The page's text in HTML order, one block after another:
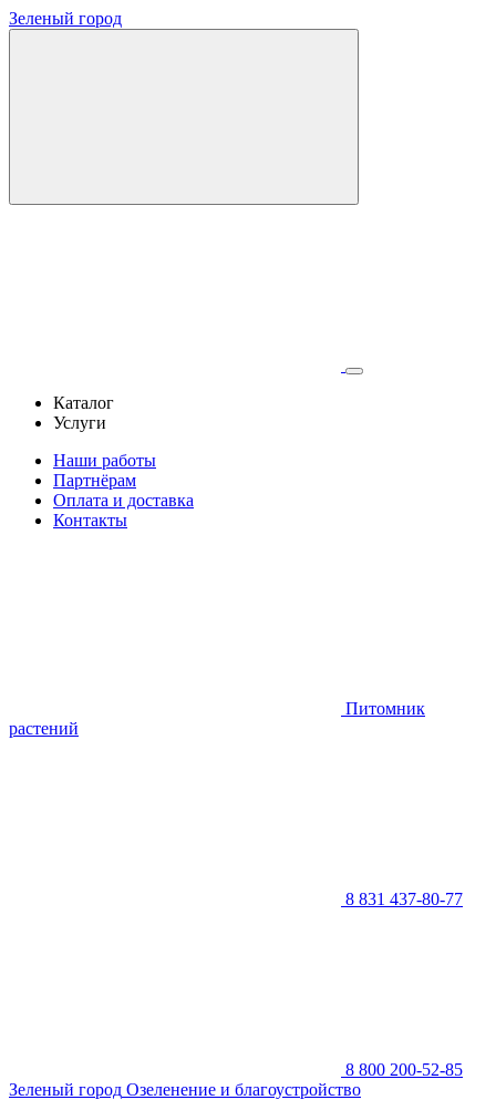
Зеленый город
Каталог
Услуги
Наши работы
Партнёрам
Оплата и доставка
Контакты
Питомник
растений
8 831 437-80-77
8 800 200-52-85
Зеленый город Озеленение и благоустройство